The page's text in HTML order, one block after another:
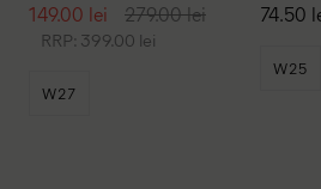
149.00 lei 279.00 lei
RRP: 399.00 lei
W27
74.50
W25